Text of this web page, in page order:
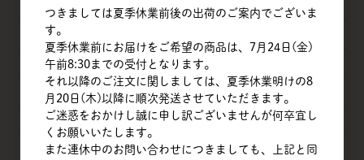
甘味料
乳製品
油脂類
ナッツ
チョコレート
つきましては夏季休業前後の出荷のご案内でございま
す。
夏季休業前にお届けをご希望の商品は、7月24日(金)
午前8:30までの受付となります。
それ以降のご注文に関しましては、夏季休業明けの8
月20日(木)以降に順次発送させていただきます。
ご迷惑をおかけし誠に申し訳ございませんが何卒宜し
くお願いいたします。
また連休中のお問い合わせにつきましても、上記と同